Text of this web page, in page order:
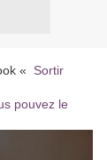
« Sortir
pouvez le